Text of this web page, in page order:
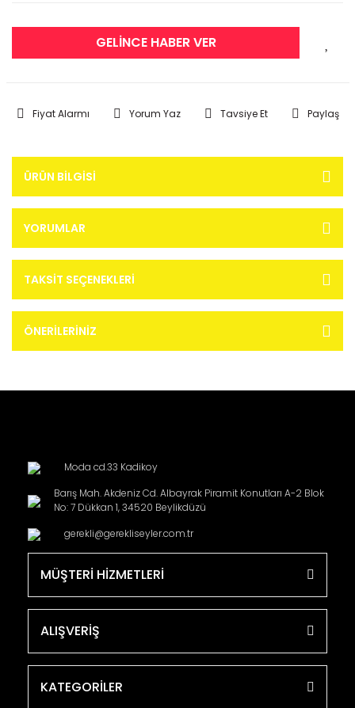
GELİNCE HABER VER
Fiyat Alarmı Yorum Yaz Tavsiye Et Paylaş
ÜRÜN BILGISI
YORUMLAR
TAKSIT SEÇENEKLERI
ÖNERILERINIZ
Moda cd.33 Kadikoy
Barış Mah. Akdeniz Cd. Albayrak Piramit Konutları A-2 Blok
No: 7 Dükkan 1, 34520 Beylikdüzü
gerekli@gerekliseyler.com.tr
MÜŞTERİ HİZMETLERİ
ALIŞVERİŞ
KATEGORİLER